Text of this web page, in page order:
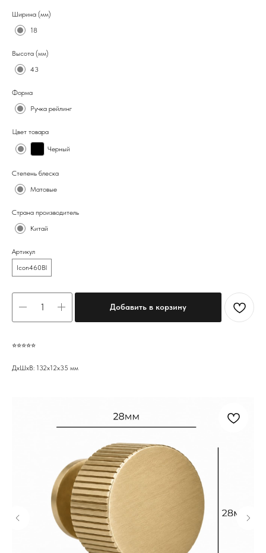
Ширина (мм)
18
Высота (мм)
43
Форма
Ручка рейлинг
Цвет товара
Черный
Степень блеска
Матовые
Страна производитель
Китай
Артикул
Icon460Bl
Добавить в корзину
⭐️⭐️⭐️⭐️⭐️
ДxШxВ: 132x12x35 мм